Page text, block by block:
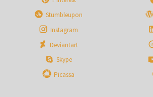
Stumbleupon
Instagram
Deviantart
Skype
Picassa